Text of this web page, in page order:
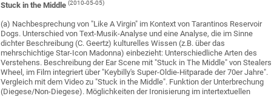
Stuck in the Middle(2010-05-05)
(a) Nachbesprechung von "Like A Virgin" im Kontext von Tarantinos Reservoir
Dogs. Unterschied von Text-Musik-Analyse und eine Analyse, die im Sinne
dichter Beschreibung (C. Geertz) kulturelles Wissen (z.B. über das
mehrschichtige Star-Icon Madonna) einbezieht: Unterschiedliche Arten des
Verstehens. Beschreibung der Ear Scene mit "Stuck in The Middle" von Stealers
Wheel, im Film integriert über "Keybilly's Super-Oldie-Hitparade der 70er Jahre".
Vergleich mit dem Video zu "Stuck in the Middle". Funktion der Unterbrechung
(Diegese/Non-Diegese). Möglichkeiten der Ironisierung im intertextuellen